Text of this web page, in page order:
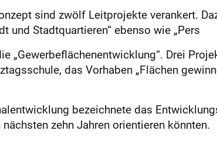
sind zwölf Leitprojekte verankert.
und Stadtquartieren“ ebenso wie „Pers
„Gewerbeflächenentwicklung“. Drei
das Vorhaben „Flächen
bezeichnete das
zehn Jahren orientieren könnten.